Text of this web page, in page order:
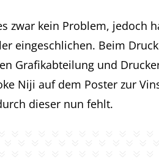
zwar kein Problem, jedoch
eingeschlichen. Beim
Grafikabteilung und
Niji auf dem Poster zur
dieser nun fehlt.